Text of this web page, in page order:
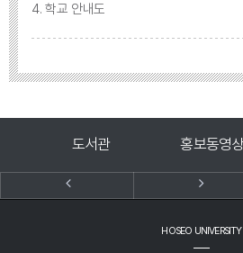
4. 학교 안내도
도서관 홍보동영상
HOSEO UNIVERSITY